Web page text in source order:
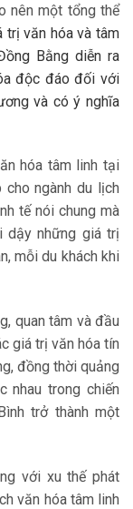
nên một tổng thể
trị văn hóa và tâm
Bằng diễn ra
độc đáo đối với
và có ý nghĩa
hóa tâm linh tại
ngành du lịch
tế nói chung mà
dậy những giá trị
mỗi du khách khi
quan tâm và đầu
giá trị văn hóa tín
đồng thời quảng
nhau trong chiến
trở thành một
với xu thế phát
văn hóa tâm linh